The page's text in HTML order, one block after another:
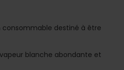
consommable destiné à être
blanche abondante et